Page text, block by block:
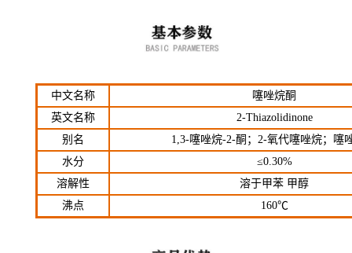
中文名称
噻唑烷酮
英文名称
2-Thiazolidinone
别名
1,3-噻唑烷-2-酮；2-氧代噻唑烷；噻
水分
≤0.30%
溶解性
溶于甲苯 甲醇
沸点
160℃